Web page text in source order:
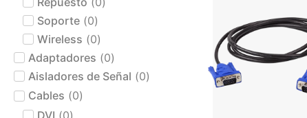
Soporte (0)
Wireless (0)
Adaptadores (0)
Aisladores de Señal (0)
Cables (0)
DVI (0)